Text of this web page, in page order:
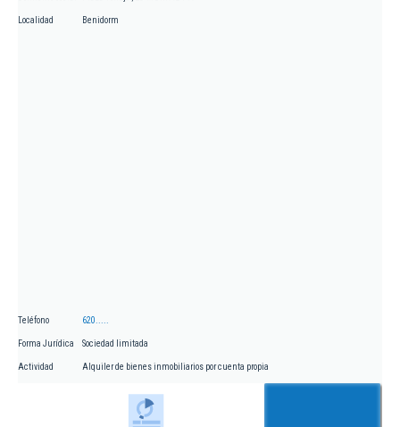
Localidad Benidorm
Teléfono 620.....
Forma Jurídica Sociedad limitada
Actividad Alquiler de bienes inmobiliarios por cuenta propia